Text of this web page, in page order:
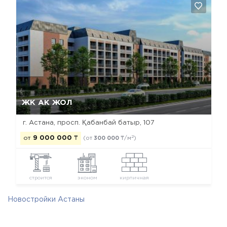
ЖК АК ЖОЛ
г. Астана, просп. Қабанбай батыр, 107
от 9 000 000 ₸ (от 300 000 ₸/м 2)
строится эконом кирпичная
Да, удалить Отмена
Новостройки Астаны